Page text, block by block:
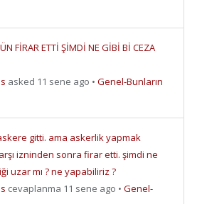
FİRAR ETTİ ŞİMDİ NE GİBİ Bİ CEZA
asked 11 sene ago • Genel-Bunların
gitti. ama askerlik yapmak
izninden sonra firar etti. şimdi ne
uzar mı ? ne yapabiliriz ?
cevaplanma 11 sene ago • Genel-